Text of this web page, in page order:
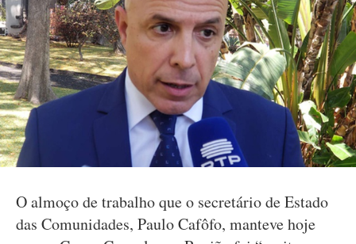
O almoço de trabalho que o secretário de Estado
das Comunidades, Paulo Cafôfo, manteve hoje